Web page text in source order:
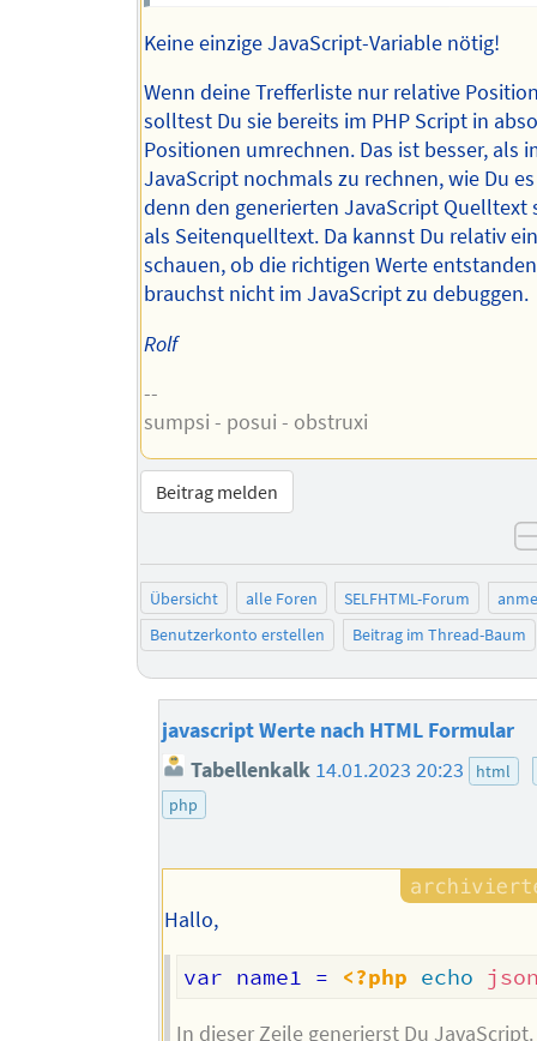
Keine einzige JavaScript-Variable nötig!
Wenn deine Trefferliste nur relative
solltest Du sie bereits im PHP Script in
Positionen umrechnen. Das ist besser, als
JavaScript nochmals zu rechnen, wie Du
denn den generierten JavaScript Quelltext
als Seitenquelltext. Da kannst Du relativ
schauen, ob die richtigen Werte
brauchst nicht im JavaScript zu debuggen.
Rolf
--
sumpsi - posui - obstruxi
Beitrag melden
Übersicht alle Foren SELFHTML-Forum
Benutzerkonto erstellen
Beitrag im Thread-Baum
javascript Werte nach HTML Formular
Tabellenkalk 14.01.2023 20:23
html
php
Hallo,
var name1 = <?php echo
In dieser Zeile generierst Du